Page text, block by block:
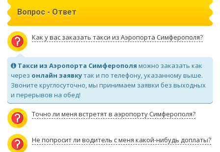
Вопрос - Ответ
Как у вас заказать такси из Аэропорта Симферополя?
Такси из Аэропорта Симферополя можно заказать как
через онлайн заявкутак и по телефону, указанному выше.
Звоните круглосуточно, мы принимаем заявки без выходных
и перерывов на обед!
Точно ли меня встретят в аэропорту Симферополя?
Не попросит ли водитель с меня какой-нибудь доплаты?